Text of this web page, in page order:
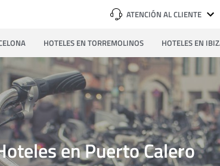
ATENCIÓN AL CLIENTE
HOTELES EN TORREMOLINOS HOTELES EN
en Puerto Calero